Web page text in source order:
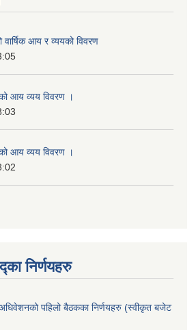
आय र व्ययको विवरण
आय व्यय विवरण ।
आय व्यय विवरण ।
निर्णयहरु
पहिलो बैठकका निर्णयहरु (स्वीकृत बजेट